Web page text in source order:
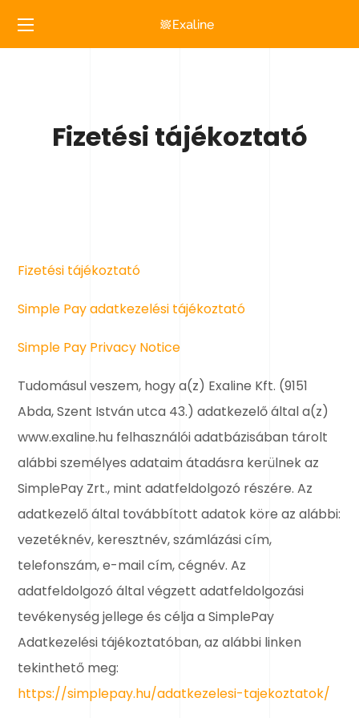
Fizetési tájékoztató
Fizetési tájékoztató
Simple Pay adatkezelési tájékoztató
Simple Pay Privacy Notice
Tudomásul veszem, hogy a(z) Exaline Kft. (9151
Abda, Szent István utca 43.) adatkezelő által a(z)
www.exaline.hu felhasználói adatbázisában tárolt
alábbi személyes adataim átadásra kerülnek az
SimplePay Zrt., mint adatfeldolgozó részére. Az
adatkezelő által továbbított adatok köre az alábbi:
vezetéknév, keresztnév, számlázási cím,
telefonszám, e-mail cím, cégnév. Az
adatfeldolgozó által végzett adatfeldolgozási
tevékenység jellege és célja a SimplePay
Adatkezelési tájékoztatóban, az alábbi linken
tekinthető meg:
https://simplepay.hu/adatkezelesi-tajekoztatok/